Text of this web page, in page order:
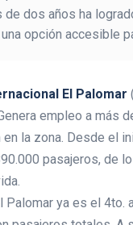
de dos años ha
opción accesible
El Palomar
empleo a más
la zona. Desde el
pasajeros, de
Palomar ya es el